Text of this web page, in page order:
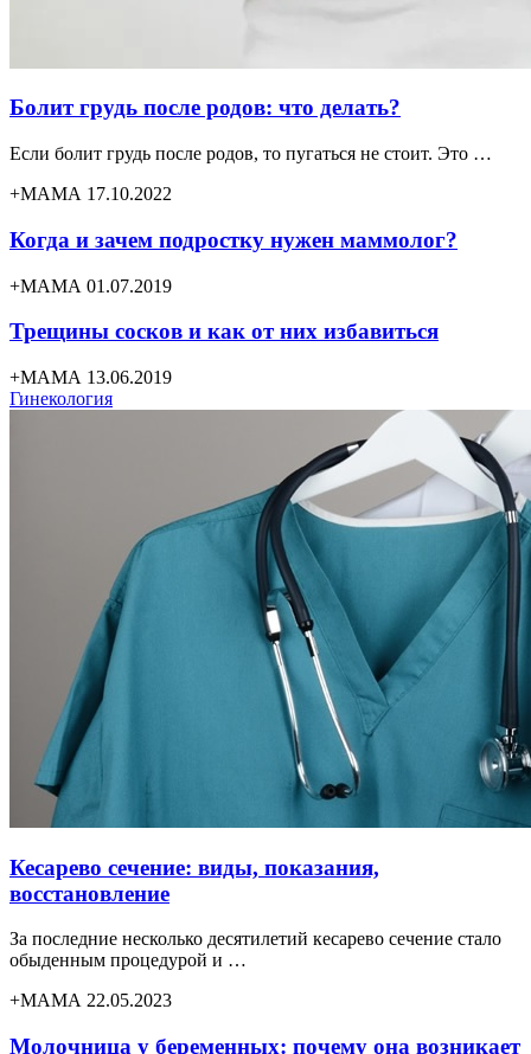
Болит грудь после родов: что делать?
Если болит грудь после родов, то пугаться не стоит. Это …
+МАМА 17.10.2022
Когда и зачем подростку нужен маммолог?
+МАМА 01.07.2019
Трещины сосков и как от них избавиться
+МАМА 13.06.2019
Гинекология
Кесарево сечение: виды, показания,
восстановление
За последние несколько десятилетий кесарево сечение стало
обыденным процедурой и …
+МАМА 22.05.2023
Молочница у беременных: почему она возникает